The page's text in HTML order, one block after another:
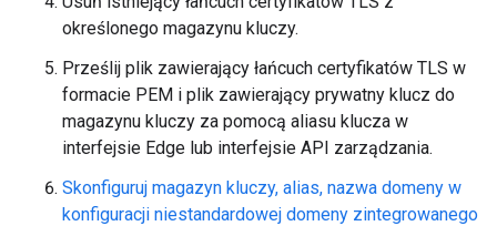
określonego magazynu kluczy.
Prześlij plik zawierający łańcuch certyfikatów TLS w
formacie PEM i plik zawierający prywatny klucz do
magazynu kluczy za pomocą aliasu klucza w
interfejsie Edge lub interfejsie API zarządzania.
Skonfiguruj magazyn kluczy, alias, nazwa domeny w
konfiguracji niestandardowej domeny zintegrowanego